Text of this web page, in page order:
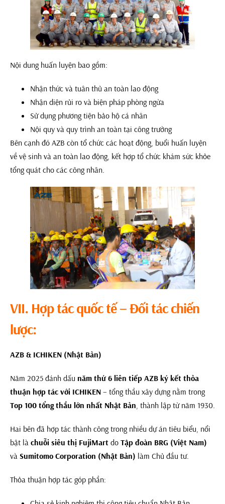
Nội dung huấn luyện bao gồm:
Nhận thức và tuân thủ an toàn lao động
Nhận diện rủi ro và biện pháp phòng ngừa
Sử dụng phương tiện bảo hộ cá nhân
Nội quy và quy trình an toàn tại công trường
Bên cạnh đó AZB còn tổ chức các hoạt động, buổi huấn luyện
về vệ sinh và an toàn lao động, kết hợp tổ chức khám sức khỏe
tổng quát cho các công nhân.
VII. Hợp tác quốc tế – Đối tác chiến
lược:
AZB & ICHIKEN (Nhật Bản)
Năm 2025 đánh dấu năm thứ 6 liên tiếp AZB ký kết thỏa
thuận hợp tác với ICHIKEN – tổng thầu xây dựng nằm trong
Top 100 tổng thầu lớn nhất Nhật Bản , thành lập từ năm 1930.
Hai bên đã hợp tác thành công trong nhiều dự án tiêu biểu, nổi
bật là chuỗi siêu thị FujiMart do Tập đoàn BRG (Việt Nam)
và Sumitomo Corporation (Nhật Bản) làm Chủ đầu tư.
Thỏa thuận hợp tác góp phần: